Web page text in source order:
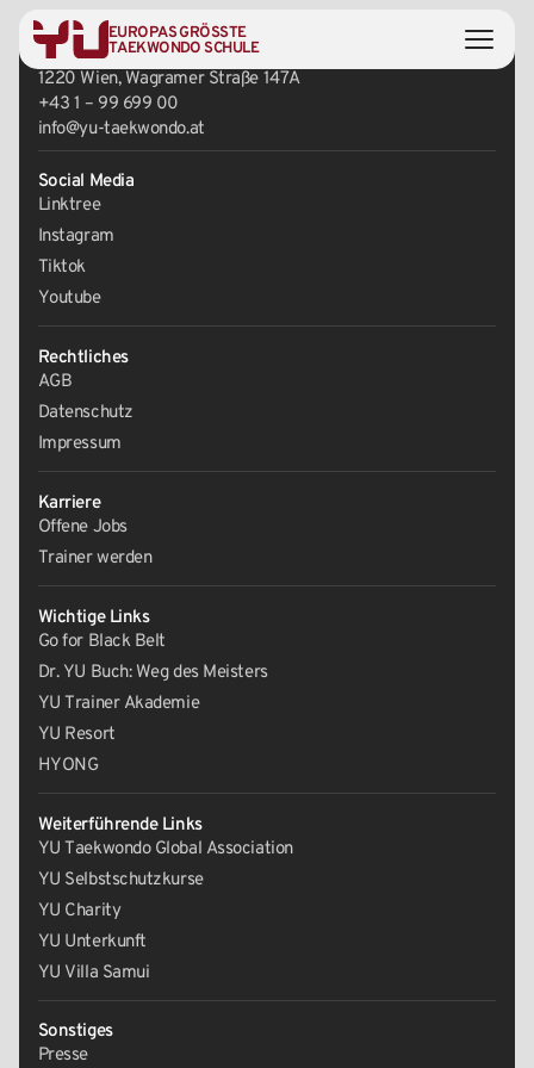
EUROPAS GRÖSSTE
TAEKWONDO SCHULE
Zentrale
1220 Wien, Wagramer Straße 147A
+43 1 – 99 699 00
info@yu-taekwondo.at
Social Media
Linktree
Instagram
Tiktok
Youtube
Rechtliches
AGB
Datenschutz
Impressum
Karriere
Offene Jobs
Trainer werden
Wichtige Links
Go for Black Belt
Dr. YU Buch: Weg des Meisters
YU Trainer Akademie
YU Resort
HYONG
Weiterführende Links
YU Taekwondo Global Association
YU Selbstschutzkurse
YU Charity
YU Unterkunft
YU Villa Samui
Sonstiges
Presse